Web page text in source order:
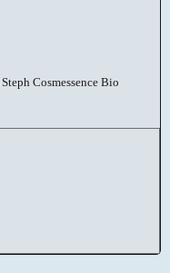
Steph Cosmessence Bio